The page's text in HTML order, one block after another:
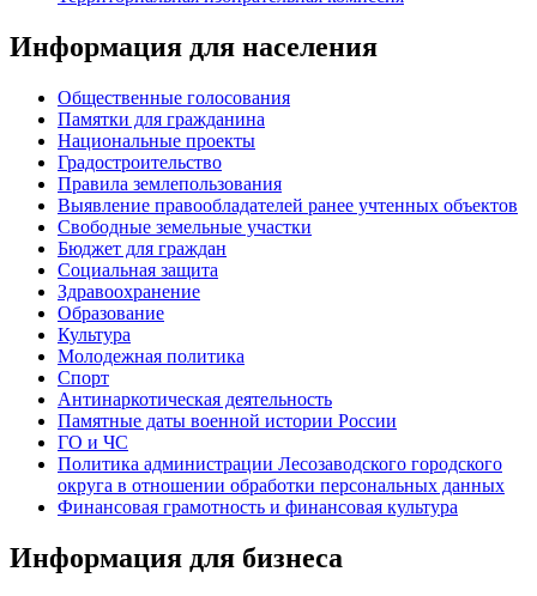
Информация для населения
Общественные голосования
Памятки для гражданина
Национальные проекты
Градостроительство
Правила землепользования
Выявление правообладателей ранее учтенных объектов
Свободные земельные участки
Бюджет для граждан
Социальная защита
Здравоохранение
Образование
Культура
Молодежная политика
Спорт
Антинаркотическая деятельность
Памятные даты военной истории России
ГО и ЧС
Политика администрации Лесозаводского городского
округа в отношении обработки персональных данных
Финансовая грамотность и финансовая культура
Информация для бизнеса